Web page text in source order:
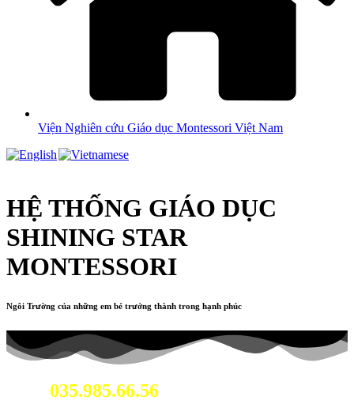
Viện Nghiên cứu Giáo dục Montessori Việt Nam
HỆ THỐNG GIÁO DỤC
SHINING STAR
MONTESSORI
Ngôi Trường của những em bé trưởng thành trong hạnh phúc
035.985.66.56